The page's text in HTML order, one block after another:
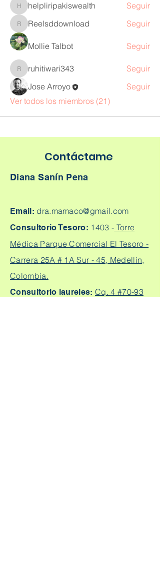
helpliripakiswealth
helpliripakiswealth Seguir
Reelsddownload
Reelsddownload Seguir
Mollie Talbot Seguir
ruhitiwari343
ruhitiwari343
Seguir
Jose Arroyo
Seguir
Ver todos los miembros (21)
Contáctame
Diana Sanín Pena
Email: dra.mamaco@gmail.com
Consultorio Tesoro: 1403 - Torre
Médica Parque Comercial El Tesoro -
Carrera 25A # 1A Sur - 45, Medellín,
Colombia.
Consultorio laureles:Cq. 4 #70-93